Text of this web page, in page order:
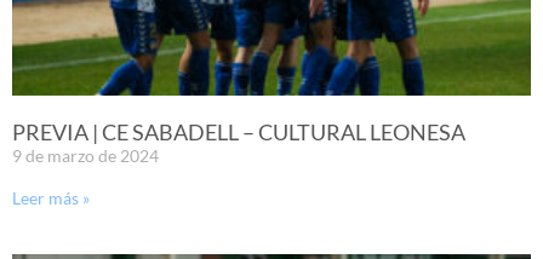
PREVIA | CE SABADELL – CULTURAL LEONESA
9 de marzo de 2024
Leer más »